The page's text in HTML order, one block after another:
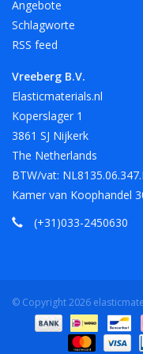
Angebote
Schlagworte
RSS feed
Vreeberg B.V.
Elasticmaterials.nl
Koperslager 1
3861 SJ Nijkerk
The Netherlands
BTW/vat:
Kamer van Koophandel
(+31)033-2450630
© Copyright 2026